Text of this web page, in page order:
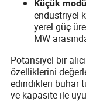
Küçük
endüstriyel
yerel güç
MW
Potansiyel bir
özelliklerini
edindikleri buhar
ve kapasite ile